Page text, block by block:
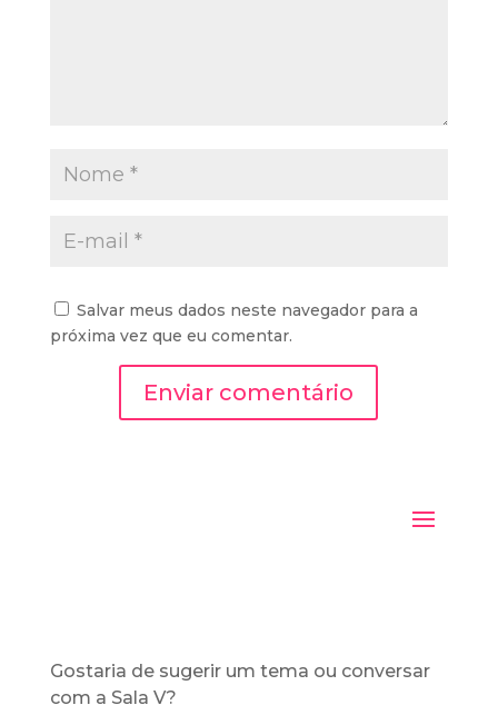
Salvar meus dados neste navegador para a
próxima vez que eu comentar.
Enviar comentário
Gostaria de sugerir um tema ou conversar
com a Sala V?